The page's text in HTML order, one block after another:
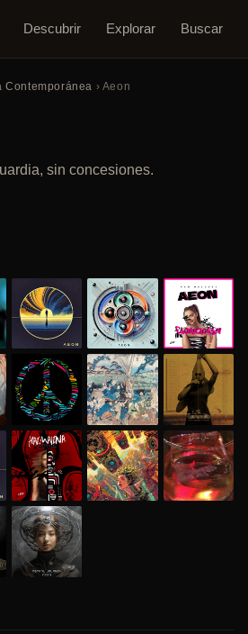
Descubrir Explorar Buscar
Contemporánea › Aeon
sin concesiones.